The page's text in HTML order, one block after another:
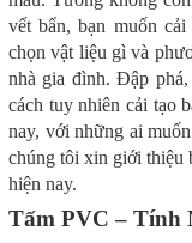
vết bẩn, bạn muốn
chọn vật liệu gì và
nhà gia đình. Đập
cách tuy nhiên cải tạo
nay, với những ai
chúng tôi xin giới thiệu
hiện nay.
Tấm PVC – Tính